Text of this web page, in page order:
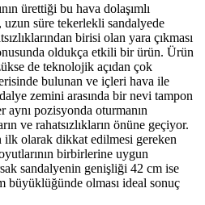
ürettiği bu hava dolaşımlı
süre tekerlekli sandalyede
birisi olan yara çıkması
oldukça etkili bir ürün. Ürün
de teknolojik açıdan çok
bulunan ve içleri hava ile
zemini arasında bir nevi tampon
pozisyonda oturmanın
ve rahatsızlıkların önüne geçiyor.
olarak dikkat edilmesi gereken
birbirlerine uygun
sandalyenin genişliği 42 cm ise
büyüklüğünde olması ideal sonuç